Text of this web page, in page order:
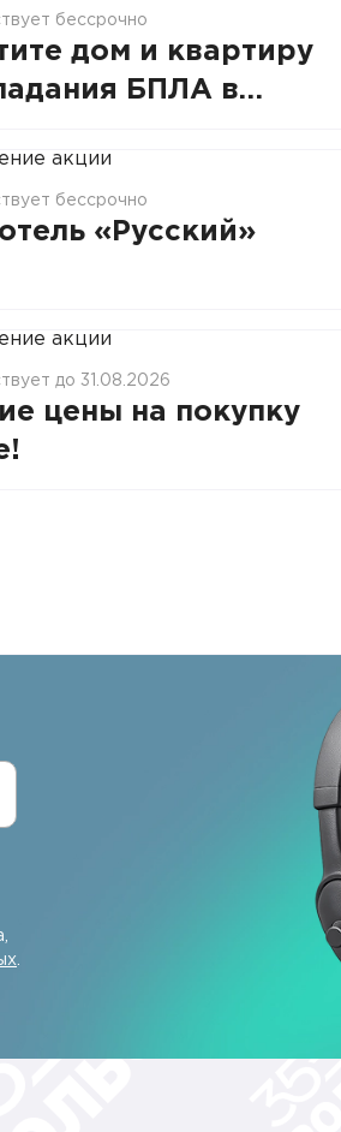
бессрочно
дом и квартиру
БПЛА в
бессрочно
«Русский»
до 31.08.2026
цены на покупку